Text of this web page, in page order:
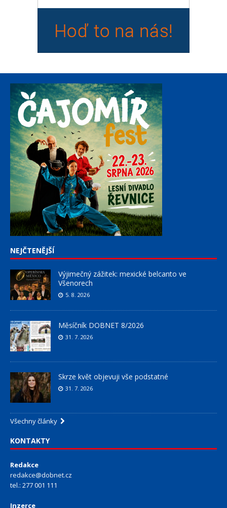
NEJČTENĚJŠÍ
Výjimečný zážitek: mexické belcanto ve
Všenorech
5. 8. 2026
Měsíčník DOBNET 8/2026
31. 7. 2026
Skrze květ objevuji vše podstatné
31. 7. 2026
Všechny články
KONTAKTY
Redakce
redakce@dobnet.cz
tel.: 277 001 111
Inzerce